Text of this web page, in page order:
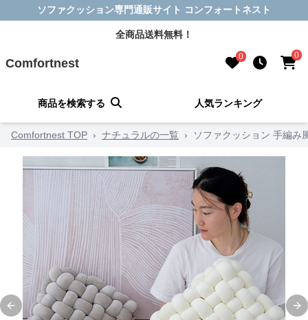
ソファクッション専門通販サイト コンフォートネスト
全商品送料無料！
Comfortnest 0 0
商品を検索する 人気ランキング
Comfortnest TOP › ナチュラルの一覧 › ソファクッション 手編
Previous slide